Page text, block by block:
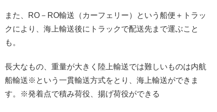
また、RO－RO輸送（カーフェリー）という船便＋トラッ
クにより、海上輸送後にトラックで配送先まで運ぶこと
も。
長大なもの、重量が大きく陸上輸送では難しいものは内航
船輸送※という一貫輸送方式をとり、海上輸送ができま
す。※発着点で積み荷役、揚げ荷役ができる